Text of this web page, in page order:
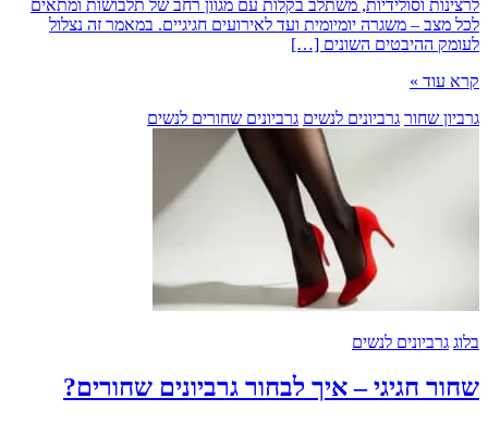
וסולידיות, משתלב בקלות עם מגוון רחב של תלבושות ומתאים
– משגרה יומיומית ועד לאירועים חגיגיים. במאמר זה נצלול
ההיבטים השונים […]
»
שחור גרביונים לנשים גרביונים שחורים לנשים
לנשים
חגיגי – איך לבחור גרביונים שחורים?